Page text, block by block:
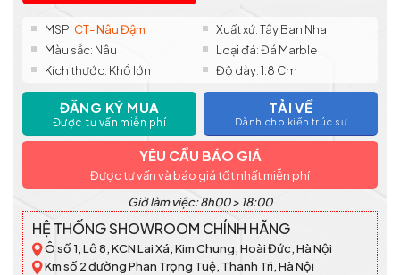
MSP: CT- Nâu Đậm
Xuất xứ: Tây Ban Nha
Màu sắc: Nâu
Loại đá: Đá Marble
Kích thước: Khổ lớn
Độ dày: 1.8 Cm
ĐĂNG KÝ MUA
Được tư vấn miễn phí
TẢI VỀ
Dành cho kiến trúc sư
YÊU CẦU BÁO GIÁ
Được tư vấn và báo giá tốt nhất miễn phí
Giờ làm việc: 8h00 > 18:00
HỆ THỐNG SHOWROOM CHÍNH HÃNG
Ô số 1, Lô 8, KCN Lai Xá, Kim Chung, Hoài Đức, Hà Nội
Km số 2 đường Phan Trọng Tuệ, Thanh Trì, Hà Nội